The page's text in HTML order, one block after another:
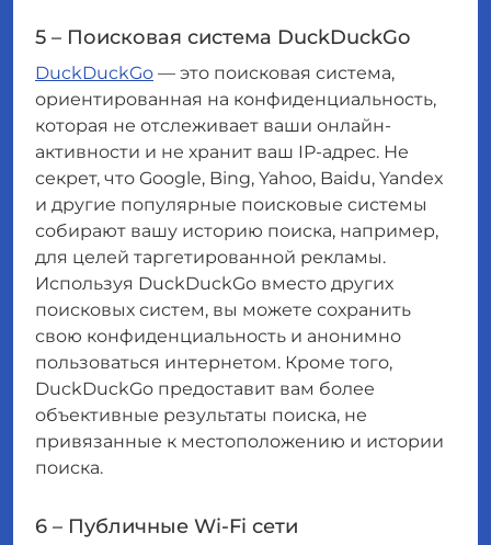
5 – Поисковая система DuckDuckGo
DuckDuckGo — это поисковая система,
ориентированная на конфиденциальность,
которая не отслеживает ваши онлайн-
активности и не хранит ваш IP-адрес. Не
секрет, что Google, Bing, Yahoo, Baidu, Yandex
и другие популярные поисковые системы
собирают вашу историю поиска, например,
для целей таргетированной рекламы.
Используя DuckDuckGo вместо других
поисковых систем, вы можете сохранить
свою конфиденциальность и анонимно
пользоваться интернетом. Кроме того,
DuckDuckGo предоставит вам более
объективные результаты поиска, не
привязанные к местоположению и истории
поиска.
6 – Публичные Wi-Fi сети